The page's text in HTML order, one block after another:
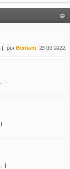
por Bertram , 23 09 2022